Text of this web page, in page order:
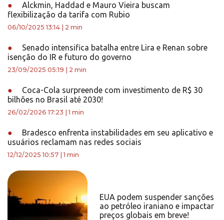
●
Alckmin, Haddad e Mauro Vieira buscam
flexibilização da tarifa com Rubio
06/10/2025 13:14 2 min
●
Senado intensifica batalha entre Lira e Renan sobre
isenção do IR e futuro do governo
23/09/2025 05:19 2 min
●
Coca-Cola surpreende com investimento de R$ 30
bilhões no Brasil até 2030!
26/02/2026 17:23 |1 min
●
Bradesco enfrenta instabilidades em seu aplicativo e
usuários reclamam nas redes sociais
12/12/2025 10:57 |1 min
EUA podem suspender sanções
ao petróleo iraniano e impactar
preços globais em breve!